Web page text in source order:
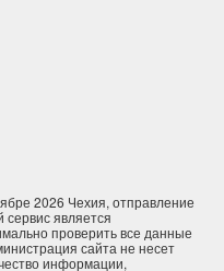
2026 Чехия, отправление
является
проверить все данные
сайта не несет
информации,